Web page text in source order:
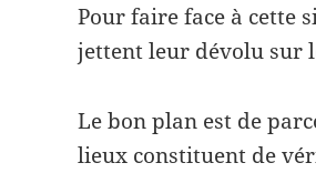
Pour faire face à cette
jettent leur dévolu sur
Le bon plan est de
lieux constituent de